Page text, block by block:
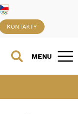
KONTAKTY
MENU